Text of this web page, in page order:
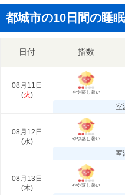
都城市の10日間の睡
日付 指数
08月11日
(火) やや蒸し暑い
室
08月12日
(水) やや蒸し暑い
室
08月13日
(木) やや蒸し暑い